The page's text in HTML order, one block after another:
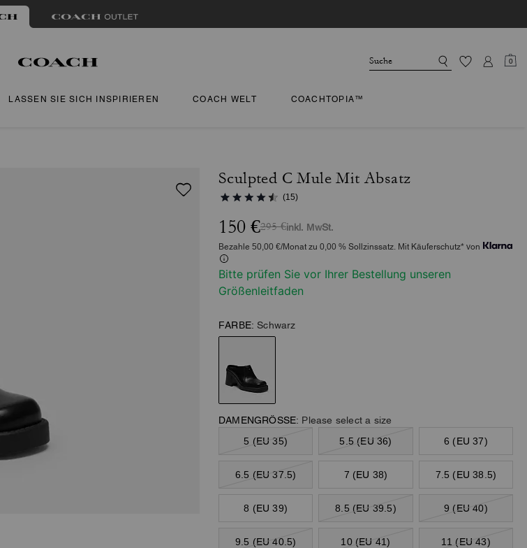
0
LASSEN SIE SICH INSPIRIEREN COACH WELT COACHTOPIA™
Sculpted C Mule Mit Absatz
(15)
150 €295 €inkl. MwSt.
Bezahle 50,00 €/Monat zu 0,00 % Sollzinssatz. Mit Käuferschutz* von
Bitte prüfen Sie vor Ihrer Bestellung unseren
Größenleitfaden
FARBE: Schwarz
DAMENGRÖSSE: Please select a size
5 (EU 35)
5.5 (EU 36) 6 (EU 37)
6.5 (EU 37.5) 7 (EU 38) 7.5 (EU 38.5)
8 (EU 39) 8.5 (EU 39.5) 9 (EU 40)
9.5 (EU 40.5) 10 (EU 41) 11 (EU 43)